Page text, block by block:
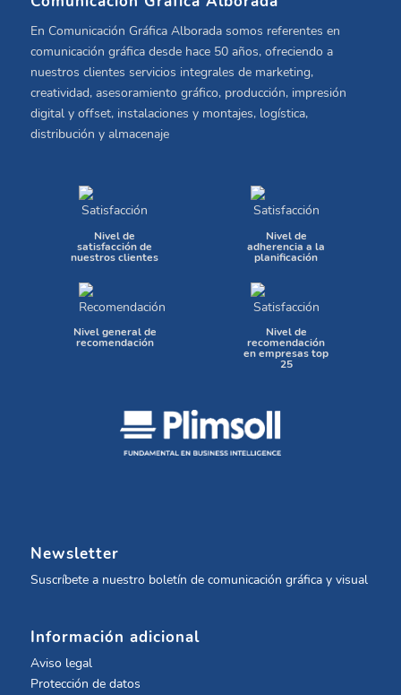
En Comunicación Gráfica Alborada somos referentes en
comunicación gráfica desde hace 50 años, ofreciendo a
nuestros clientes servicios integrales de marketing,
creatividad, asesoramiento gráfico, producción, impresión
digital y offset, instalaciones y montajes, logística,
distribución y almacenaje
Nivel de
satisfacción de
nuestros clientes
Nivel de
adherencia a la
planificación
Nivel general de
recomendación
Nivel de
recomendación
en empresas top
25
Newsletter
Suscríbete a nuestro boletín de comunicación gráfica y visual
Información adicional
Aviso legal
Protección de datos